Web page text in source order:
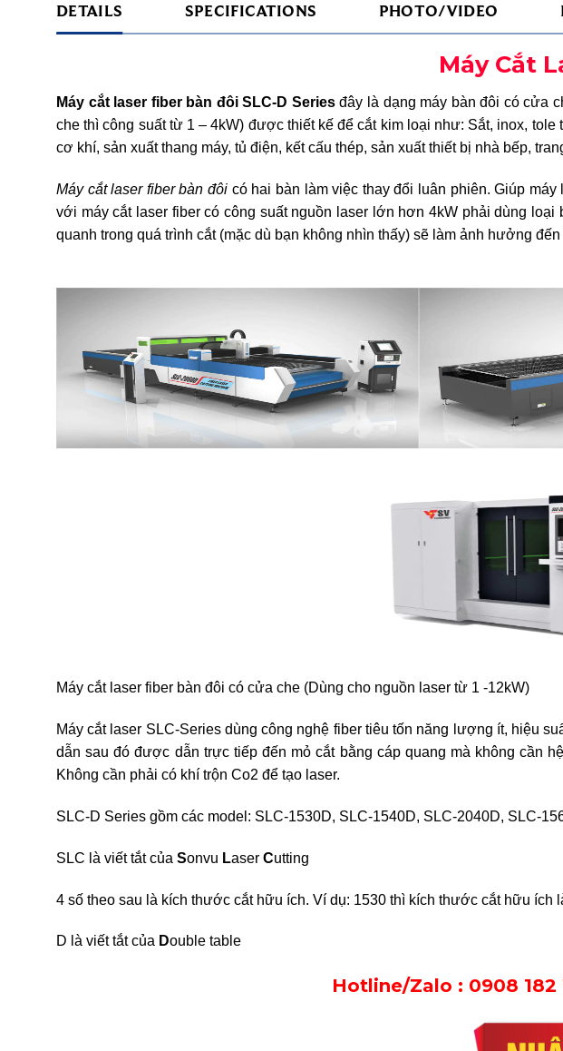
DETAILS SPECIFICATIONS PHOTO/VIDEO
Máy Cắt
Máy cắt laser fiber bàn đôi SLC-D Seriesđây là dạng máy bàn đôi có cửa
che thì công suất từ 1 – 4kW) được thiết kế để cắt kim loại như: Sắt, inox,
cơ khí, sản xuất thang máy, tủ điện, kết cấu thép, sản xuất thiết bị nhà bếp,
Máy cắt laser fiber bàn đôi có hai bàn làm việc thay đổi luân phiên. Giúp
với máy cắt laser fiber có công suất nguồn laser lớn hơn 4kW phải dùng
quanh trong quá trình cắt (mặc dù bạn không nhìn thấy) sẽ làm ảnh hưởng
Máy cắt laser fiber bàn đôi có cửa che (Dùng cho nguồn laser từ 1 -12kW)
Máy cắt laser SLC-Series dùng công nghệ fiber tiêu tốn năng lượng ít, hiệu
dẫn sau đó được dẫn trực tiếp đến mỏ cắt bằng cáp quang mà không cần
Không cần phải có khí trộn Co2 để tạo laser.
SLC-D Series gồm các model: SLC-1530D, SLC-1540D, SLC-2040D, SLC-
SLC là viết tắt của Sonvu Laser Cutting
4 số theo sau là kích thước cắt hữu ích. Ví dụ: 1530 thì kích thước cắt hữu ích
D là viết tắt của Double table
Hotline/Zalo : 0908 182